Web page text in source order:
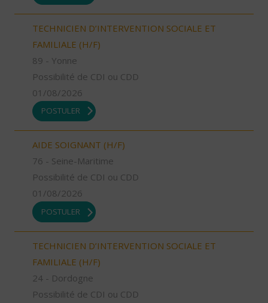
TECHNICIEN D’INTERVENTION SOCIALE ET
FAMILIALE (H/F)
89 - Yonne
Possibilité de CDI ou CDD
01/08/2026
POSTULER
AIDE SOIGNANT (H/F)
76 - Seine-Maritime
Possibilité de CDI ou CDD
01/08/2026
POSTULER
TECHNICIEN D’INTERVENTION SOCIALE ET
FAMILIALE (H/F)
24 - Dordogne
Possibilité de CDI ou CDD